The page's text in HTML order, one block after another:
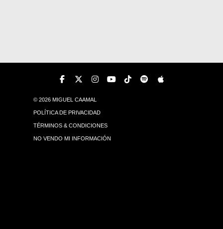
© 2026 MIGUEL CAAMAL
POLÍTICA DE PRIVACIDAD
TÉRMINOS & CONDICIONES
NO VENDO MI INFORMACIÓN